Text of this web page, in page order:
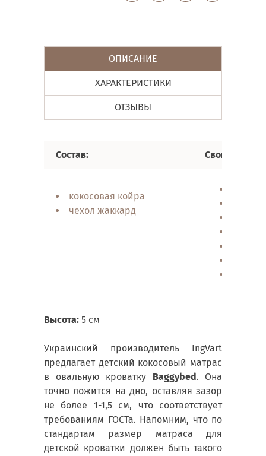
ОПИСАНИЕ
ХАРАКТЕРИСТИКИ
ОТЗЫВЫ
Состав: Свойства:
кокосовая койра
чехол жаккард
Высота: 5 см
Украинский производитель IngVart
предлагает детский кокосовый матрас
в овальную кроватку Baggybed. Она
точно ложится на дно, оставляя зазор
не более 1-1,5 см, что соответствует
требованиям ГОСТа. Напомним, что по
стандартам размер матраса для
детской кроватки должен быть такого